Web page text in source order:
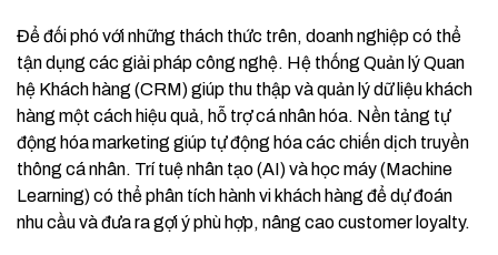
Để đối phó với những thách thức trên, doanh nghiệp có thể
tận dụng các giải pháp công nghệ. Hệ thống Quản lý Quan
hệ Khách hàng (CRM) giúp thu thập và quản lý dữ liệu khách
hàng một cách hiệu quả, hỗ trợ cá nhân hóa. Nền tảng tự
động hóa marketing giúp tự động hóa các chiến dịch truyền
thông cá nhân. Trí tuệ nhân tạo (AI) và học máy (Machine
Learning) có thể phân tích hành vi khách hàng để dự đoán
nhu cầu và đưa ra gợi ý phù hợp, nâng cao customer loyalty.